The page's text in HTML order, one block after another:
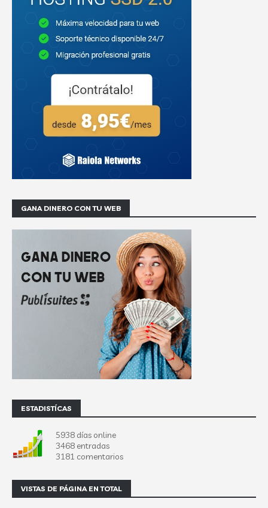
GANA DINERO CON TU WEB
ESTADISTÍCAS
5938 días online
3468 entradas
3181 comentarios
VISTAS DE PÁGINA EN TOTAL